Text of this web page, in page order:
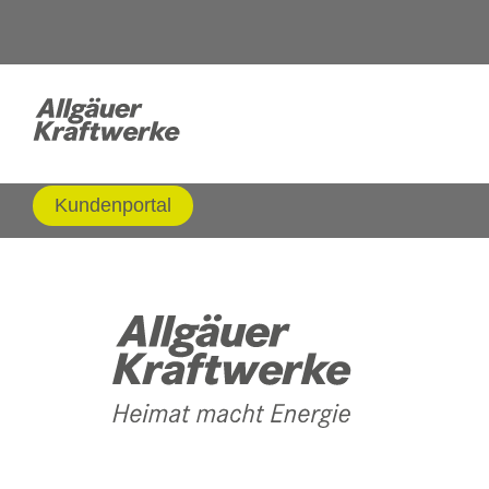
Kundenportal
Strommessgeräte
Sie möchten den